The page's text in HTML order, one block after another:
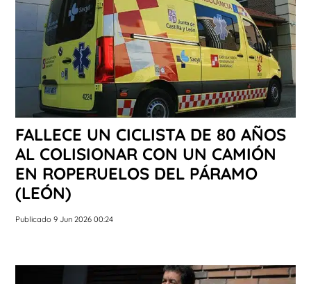
FALLECE UN CICLISTA DE 80 AÑOS
AL COLISIONAR CON UN CAMIÓN
EN ROPERUELOS DEL PÁRAMO
(LEÓN)
Publicado 9 Jun 2026 00:24